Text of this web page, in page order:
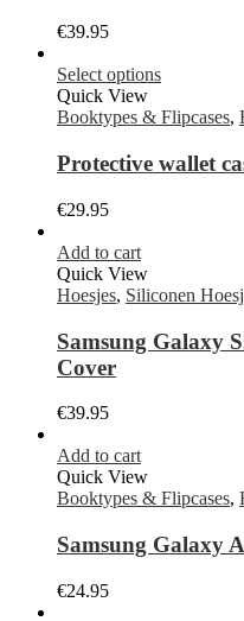
€39.95
Select options
Quick View
Booktypes & Flipcases,
Protective wallet
€29.95
Add to cart
Quick View
Hoesjes, Siliconen
Samsung Galaxy
Cover
€39.95
Add to cart
Quick View
Booktypes & Flipcases,
Samsung Galaxy
€24.95